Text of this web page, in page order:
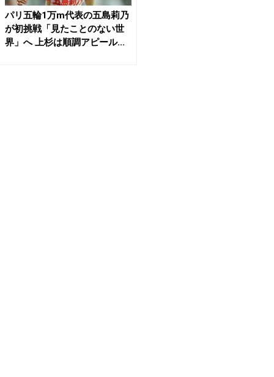
パリ五輪1万m代表の五島莉乃
が初挑戦「見たことのない世
界」へ 上杉は順調アピール...